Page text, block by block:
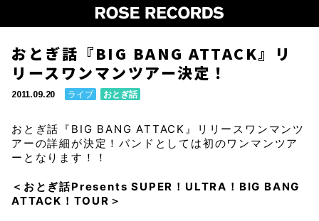
おとぎ話『BIG BANG ATTACK』リ
リースワンマンツアー決定！
2011.09.20 ライブ おとぎ話
おとぎ話『BIG BANG ATTACK』リリースワンマンツ
アーの詳細が決定！バンドとしては初のワンマンツア
ーとなります！！
＜おとぎ話Presents SUPER！ULTRA！BIG BANG
ATTACK！TOUR＞